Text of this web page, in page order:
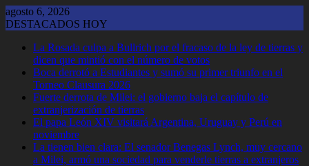
Saltar
al
agosto 6, 2026
DESTACADOS HOY
La Rosada culpa a Bullrich por el fracaso de la ley de tierras y
dicen que mintió con el número de votos
Boca derrotó a Estudiantes y sumó su primer triunfo en el
Torneo Clausura 2026
Fuerte derrota de Milei: el gobierno baja el capítulo de
extranjerización de tierras
El papa León XIV visitará Argentina, Uruguay y Perú en
noviembre
La tienen bien clara: El senador Benegas Lynch, muy cercano
a Milei, armó una sociedad para venderle tierras a extranjeros